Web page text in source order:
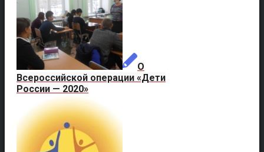
О
Всероссийской операции «Дети
России — 2020»